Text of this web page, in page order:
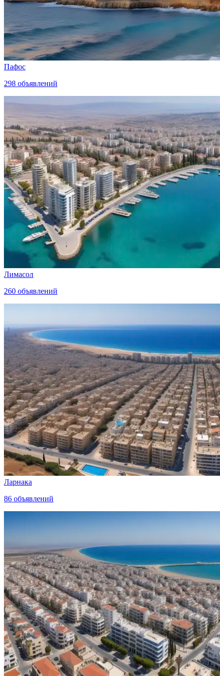
Пафос
298 объявлений
Лимасол
260 объявлений
Ларнака
86 объявлений